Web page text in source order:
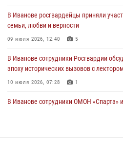
празднования Дня Крещения Руси
В Иванове росгвардейцы приняли
семьи, любви и верности
09 июля 2026, 12:40 5
В Иванове сотрудники Росгвардии
эпоху исторических вызовов с
10 июля 2026, 07:28 1
В Иванове сотрудники ОМОН «Спарта»